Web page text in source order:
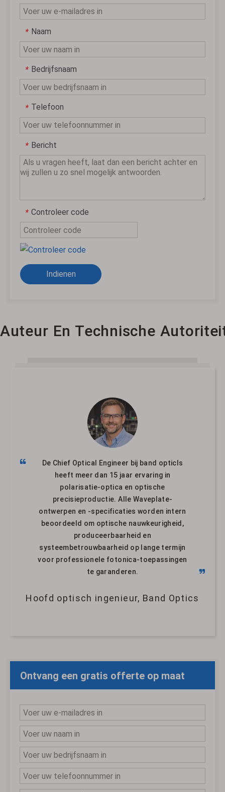
* Naam
* Bedrijfsnaam
* Telefoon
* Bericht
* Controleer code
Indienen
Auteur En Technische
De Chief Optical Engineer bij band opticls
heeft meer dan 15 jaar ervaring in
polarisatie-optica en optische
precisieproductie. Alle Waveplate-
ontwerpen en -specificaties worden intern
beoordeeld om optische nauwkeurigheid,
produceerbaarheid en
systeembetrouwbaarheid op lange termijn
voor professionele fotonica-toepassingen
te garanderen.
Hoofd optisch ingenieur, Band Optics
Ontvang een gratis offerte op maat